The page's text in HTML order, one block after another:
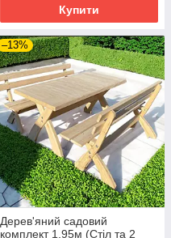
Купити
–13%
Дерев'яний садовий
комплект 1,95м (Стіл та 2